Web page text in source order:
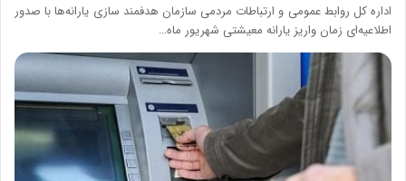
اداره کل روابط عمومی و ارتباطات مردمی سازمان هدفمند سازی یارانه‌ها با صدور
اطلاعیه‌ای زمان واریز یارانه معیشتی شهریور ماه…